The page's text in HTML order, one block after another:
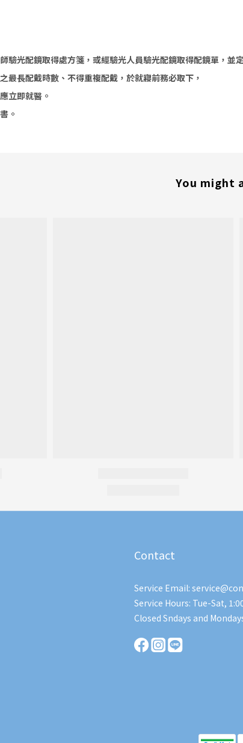
驗光配鏡取得處方箋，或經驗光人員驗光配鏡取得配鏡單，並
最長配戴時數、不得重複配戴，於就寢前務必取下，
立即就醫。
。
You might
Contact
Service Email:
Service Hours: Tue-Sat,
Closed Sndays and